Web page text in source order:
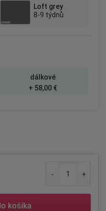
Loft grey
8-9 týdnů
dálkové
+ 58,00 €
košíka